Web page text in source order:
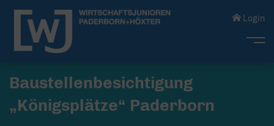
Login
Baustellenbesichtigung
„Königsplätze“ Paderborn